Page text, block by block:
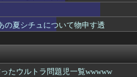
レフ」「シルバーチャリオッツ」...
いｗｗｗｗｗｗｗｗｗｗｗｗｗ
ックス(初代鉄人版)」...
」対魔忍RPG・新イベント『バ...
オ〇ホールを使うかの様なセッ〇ス...
2ショット写真がこち...
の夏シチュについて物申す透
たウルトラ問題児一覧wwwww